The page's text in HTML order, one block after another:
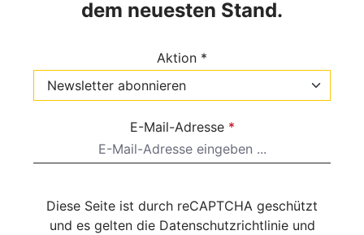
dem neuesten Stand.
Aktion *
E-Mail-Adresse *
Diese Seite ist durch reCAPTCHA geschützt
und es gelten die Datenschutzrichtlinieund